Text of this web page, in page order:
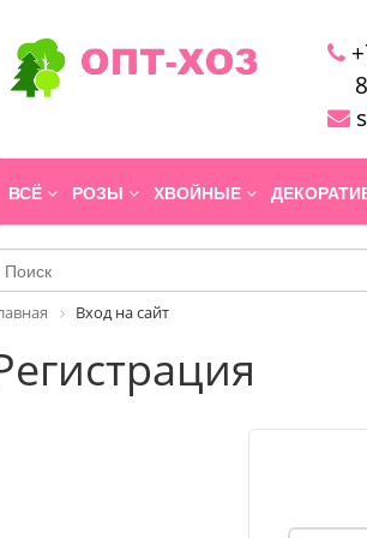
ВСЁ РОЗЫ ХВОЙНЫЕ
Вход на сайт